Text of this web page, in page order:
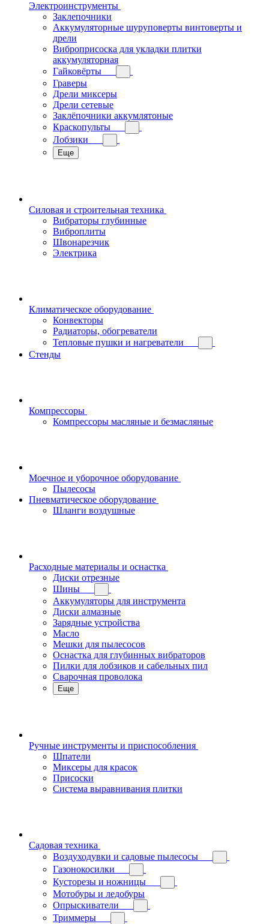
Электроинструменты
Заклепочники
Аккумуляторные шуруповерты винтоверты и
дрели
Виброприсоска для укладки плитки
аккумуляторная
Гайковёрты
Граверы
Дрели миксеры
Дрели сетевые
Заклёпочники аккумлятоные
Краскопульты
Лобзики
Еще
Силовая и строительная техника
Вибраторы глубинные
Виброплиты
Швонарезчик
Электрика
Климатическое оборудование
Конвекторы
Радиаторы, обогреватели
Тепловые пушки и нагреватели
Стенды
Компрессоры
Компрессоры масляные и безмасляные
Моечное и уборочное оборудование
Пылесосы
Пневматическое оборудование
Шланги воздушные
Расходные материалы и оснастка
Диски отрезные
Шины
Аккумуляторы для инструмента
Диски алмазные
Зарядные устройства
Масло
Мешки для пылесосов
Оснастка для глубинных вибраторов
Пилки для лобзиков и сабельных пил
Сварочная проволока
Еще
Ручные инструменты и приспособления
Шпатели
Миксеры для красок
Присоски
Система выравнивания плитки
Садовая техника
Воздуходувки и садовые пылесосы
Газонокосилки
Кусторезы и ножницы
Мотобуры и ледобуры
Опрыскиватели
Триммеры